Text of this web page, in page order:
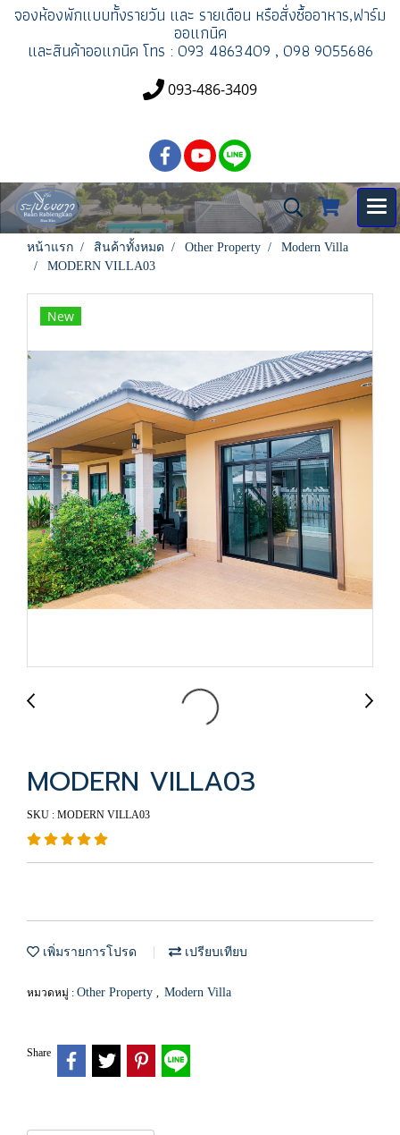
จองห้องพักแบบทั้งรายวัน และ รายเดือน หรือสั่งซื้ออาหาร,ฟาร์ม
ออแกนิค
และสินค้าออแกนิค โทร : 093 4863409 , 098 9055686
093-486-3409
หน้าแรก สินค้าทั้งหมด Other Property
Modern Villa
MODERN VILLA03
New
MODERN VILLA03
SKU : MODERN VILLA03
เพิ่มรายการโปรด เปรียบเทียบ
หมวดหมู่ : Other Property , Modern Villa
Share